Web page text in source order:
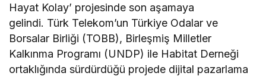
Hayat Kolay’ projesinde son aşamaya
gelindi. Türk Telekom’un Türkiye Odalar ve
Borsalar Birliği (TOBB), Birleşmiş Milletler
Kalkınma Programı (UNDP) ile Habitat Derneği
ortaklığında sürdürdüğü projede dijital pazarlama